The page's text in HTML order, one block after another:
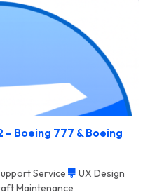
Boeing 777 & Boeing
Service
UX Design
Maintenance